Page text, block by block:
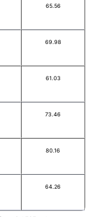
65.56
69.98
61.03
73.46
80.16
64.26